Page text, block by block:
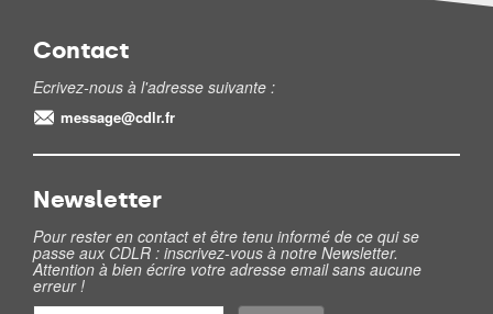
Contact
Ecrivez-nous à l'adresse suivante :
message@cdlr.fr
Newsletter
Pour rester en contact et être tenu informé de ce qui se
passe aux CDLR : inscrivez-vous à notre Newsletter.
Attention à bien écrire votre adresse email sans aucune
erreur !